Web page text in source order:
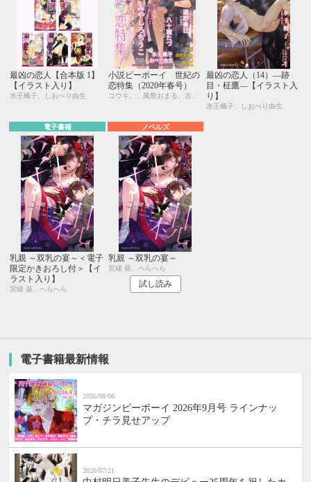
最凶の恋人【合本版 1】
【イラスト入り】
水壬楓子、しおべり由生
小説ビーボーイ 世紀の
恋特集（2020年春号）
コウキ。、風祭おまる、古藤嗣己、椿 ゆず、おおきいき、遠野春日、円陣闇丸、noel、周防佑未、水壬楓子、しおべり由生、みやしろちうこ、user、八十庭たづ、佐々木久美子
最凶の恋人（14）―跡
目・柾鷹―【イラスト入
り】
水壬楓子、しおべり由生
電子書籍
乳親 ～双乳の宴～＜電子
限定かきおろし付＞【イ
ラスト入り】
宮緒 葵、へらへら
ノベルズ
乳親 ～双乳の宴～
宮緒 葵、へらへら
試し読み
電子書籍最新情報
2026/08/06
マガジンビーボーイ 2026年9月号 ラインナッ
プ・チラ見せアップ
2026/07/21